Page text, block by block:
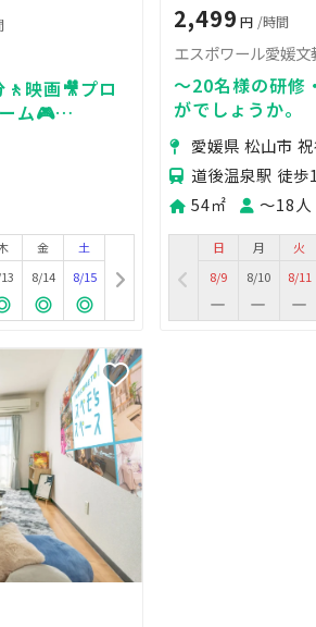
映画🎥プロ
ム🎮
金
8/14
土
8/15
2,499 円 /時間
エスポワール愛媛
～20名様の研修
がでしょうか。
愛媛県 松山市
道後温泉駅 徒歩
54㎡
〜18人
日
8/9
月
8/10
火
8/11